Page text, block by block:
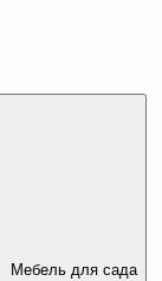
Мебель для сада